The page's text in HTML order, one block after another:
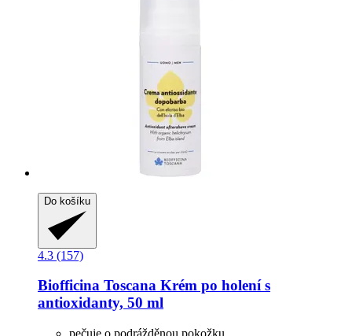
Do košíku
4.3 (157)
Biofficina Toscana Krém po holení s
antioxidanty, 50 ml
pečuje o podrážděnou pokožku